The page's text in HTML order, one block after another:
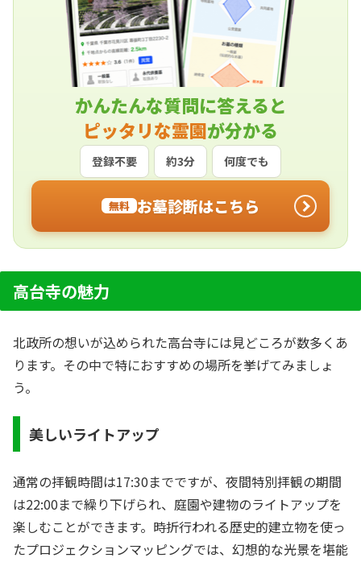
かんたんな質問に答えると
ピッタリな霊園が分かる
登録不要 約3分 何度でも
無料 お墓診断はこちら
高台寺の魅力
北政所の想いが込められた高台寺には見どころが数多くあ
ります。その中で特におすすめの場所を挙げてみましょ
う。
美しいライトアップ
通常の拝観時間は17:30までですが、夜間特別拝観の期間
は22:00まで繰り下げられ、庭園や建物のライトアップを
楽しむことができます。時折行われる歴史的建立物を使っ
たプロジェクションマッピングでは、幻想的な光景を堪能